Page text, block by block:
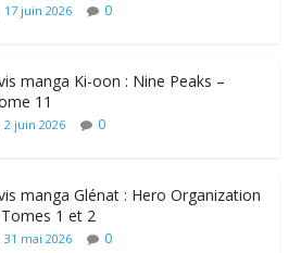
17 juin 2026 0
manga Ki-oon : Nine Peaks –
11
2 juin 2026 0
manga Glénat : Hero Organization
1 et 2
31 mai 2026 0